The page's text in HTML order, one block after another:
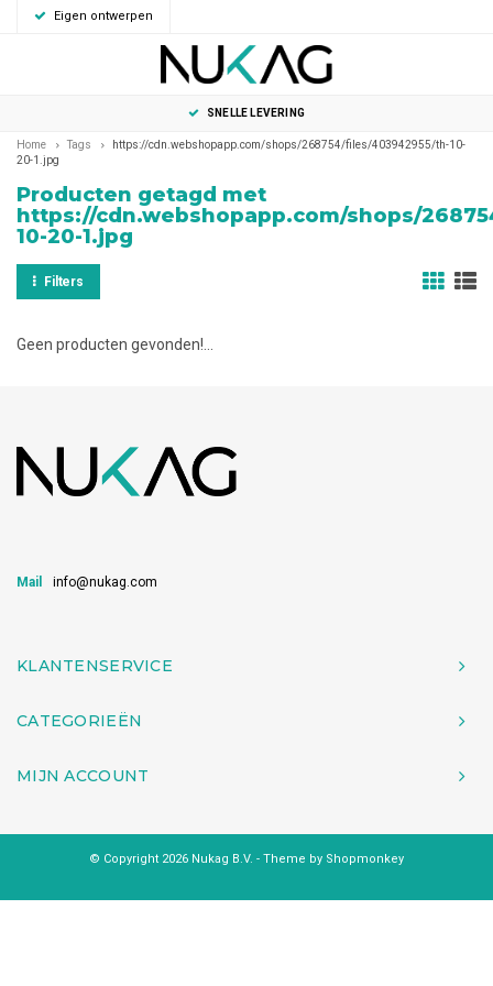
Eigen ontwerpen
SNELLE LEVERING
Home Tags
https://cdn.webshopapp.com/shops/268754/files/403942955/th-10-
20-1.jpg
Producten getagd met
https://cdn.webshopapp.com/shops/
10-20-1.jpg
Filters
Geen producten gevonden!...
Mail info@nukag.com
KLANTENSERVICE
CATEGORIEËN
MIJN ACCOUNT
© Copyright 2026 Nukag B.V. - Theme by Shopmonkey